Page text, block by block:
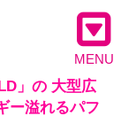
MENU
」の 大型広
ー溢れるパフ